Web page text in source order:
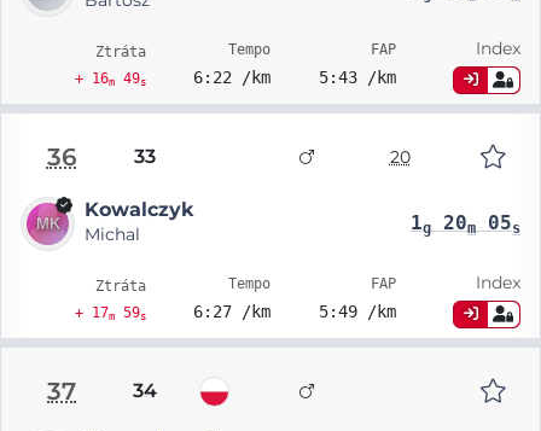
Ztráta
+ 16m49s
Tempo
6:22 /km
FAP
5:43 /km
Index
36 33 20
Kowalczyk
Michal 1g20m05s
Ztráta
+ 17m59s
Tempo
6:27 /km
FAP
5:49 /km
Index
37 34